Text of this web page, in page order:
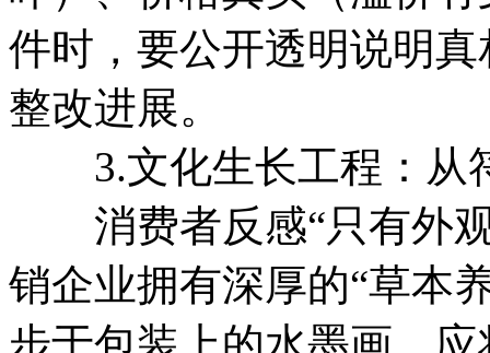
件时，要公开透明说明
整改进展。
3.文化生长工程：从
消费者反感“只有外观
销企业拥有深厚的“草本
步于包装上的水墨画。